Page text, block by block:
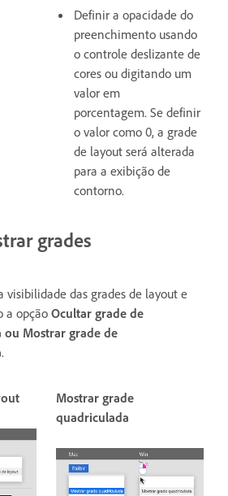
Definir a opacidade do
preenchimento usando
o controle deslizante de
cores ou digitando um
valor em
porcentagem. Se definir
o valor como 0, a grade
de layout será alterada
para a exibição de
contorno.
grades
visibilidade das grades de layout e
a opção Ocultar grade de
Mostrar grade de
.
Mostrar grade
quadriculada